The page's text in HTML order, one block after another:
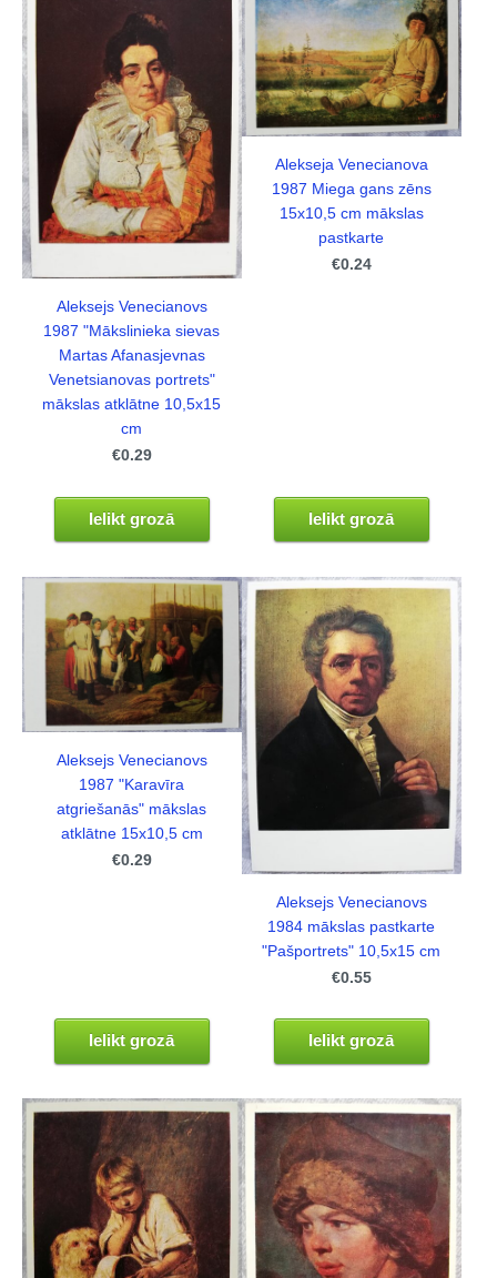
Aleksejs Venecianovs
1987 "Mākslinieka sievas
Martas Afanasjevnas
Venetsianovas portrets"
mākslas atklātne 10,5x15
cm
€0.29
Ielikt grozā
Alekseja Venecianova
1987 Miega gans zēns
15x10,5 cm mākslas
pastkarte
€0.24
Ielikt grozā
Aleksejs Venecianovs
1987 "Karavīra
atgriešanās" mākslas
atklātne 15x10,5 cm
€0.29
Ielikt grozā
Aleksejs Venecianovs
1984 mākslas pastkarte
"Pašportrets" 10,5x15 cm
€0.55
Ielikt grozā